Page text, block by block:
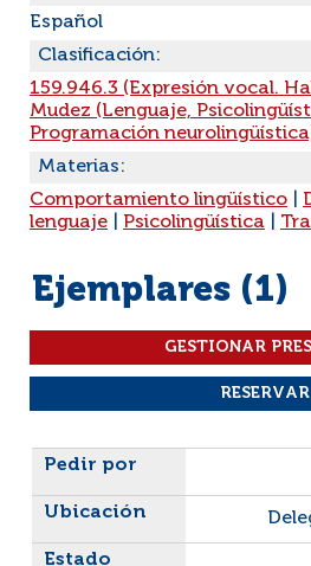
Español
Clasificación:
159.946.3 (Expresión vocal.
Mudez (Lenguaje,
Programación
Materias:
Comportamiento lingüístico
lenguaje
Psicolingüística
Ejemplares (1)
Liste des exemplaires